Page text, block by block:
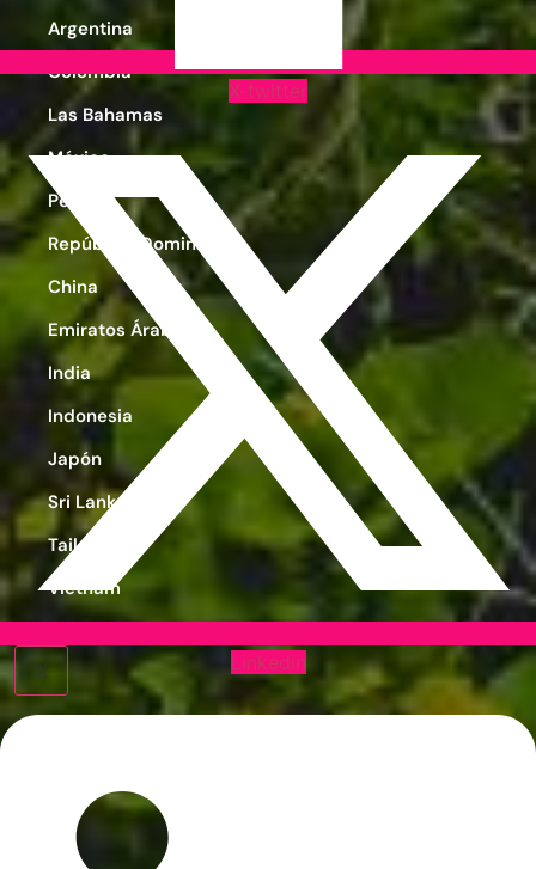
Argentina
Colombia
Las Bahamas
México
Perú
República Dominicana
China
Emiratos Árabes
India
Indonesia
Japón
Sri Lanka
Tailandia
Vietnam
X
X-twitter
Linkedin